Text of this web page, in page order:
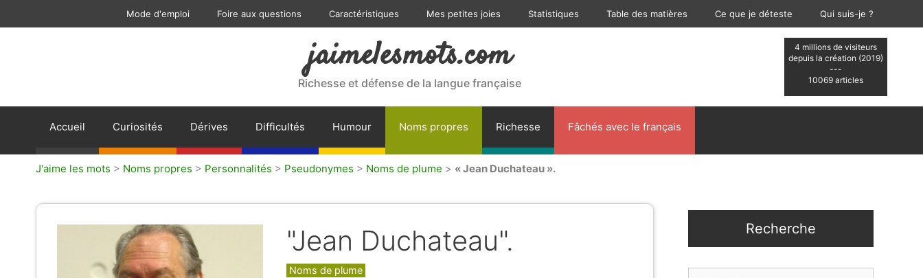
Mode d'emploi Foire aux questions Caractéristiques Mes petites joies Statistiques Table des matières Ce que je déteste Qui suis-je ?
4 millions de visiteurs
depuis la création (2019)
---
10069 articles
jaimelesmots.com
Richesse et défense de la langue française
Accueil Curiosités Dérives Difficultés Humour Noms propres Richesse Fâchés avec le français
J'aime les mots > Noms propres > Personnalités > Pseudonymes > Noms de plume > « Jean Duchateau ».
"Jean Duchateau".
Catégories
Noms de plume
Recherche